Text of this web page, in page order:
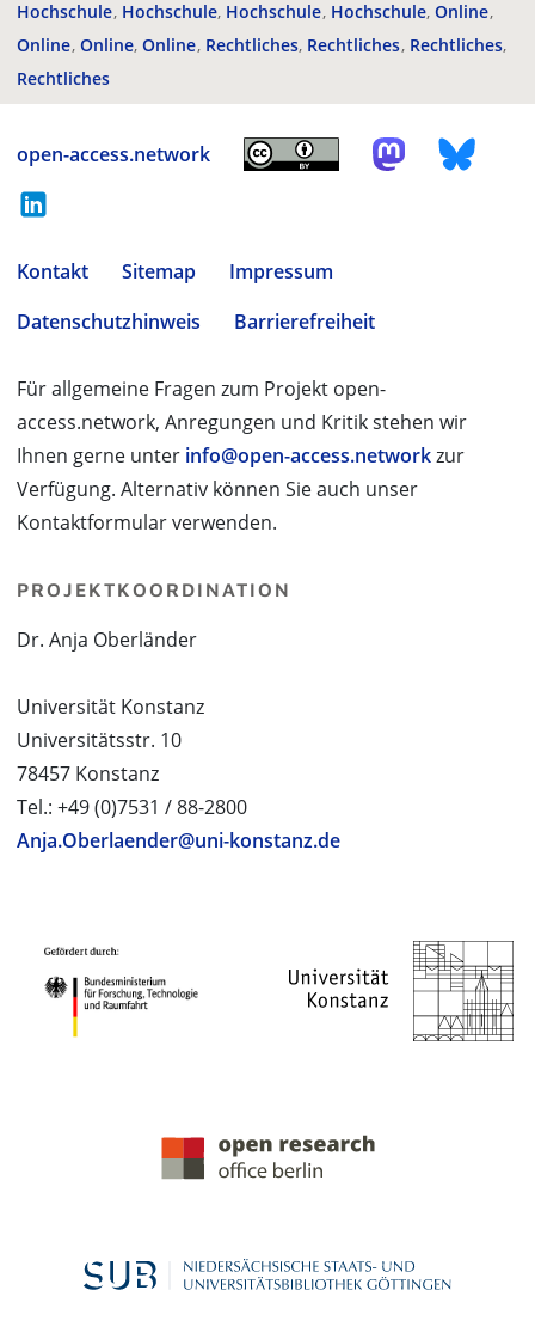
Hochschule Hochschule Hochschule Hochschule Online
Online Online Online Rechtliches Rechtliches Rechtliches
Rechtliches
open-access.network
Kontakt Sitemap
Impressum
Datenschutzhinweis
Barrierefreiheit
Für allgemeine Fragen zum Projekt open-
access.network, Anregungen und Kritik stehen wir
Ihnen gerne unter info@open-access.networkzur
Verfügung. Alternativ können Sie auch unser
Kontaktformular verwenden.
PROJEKTKOORDINATION
Dr. Anja Oberländer
Universität Konstanz
Universitätsstr. 10
78457 Konstanz
Tel.: +49 (0)7531 / 88-2800
Anja.Oberlaender@uni-konstanz.de